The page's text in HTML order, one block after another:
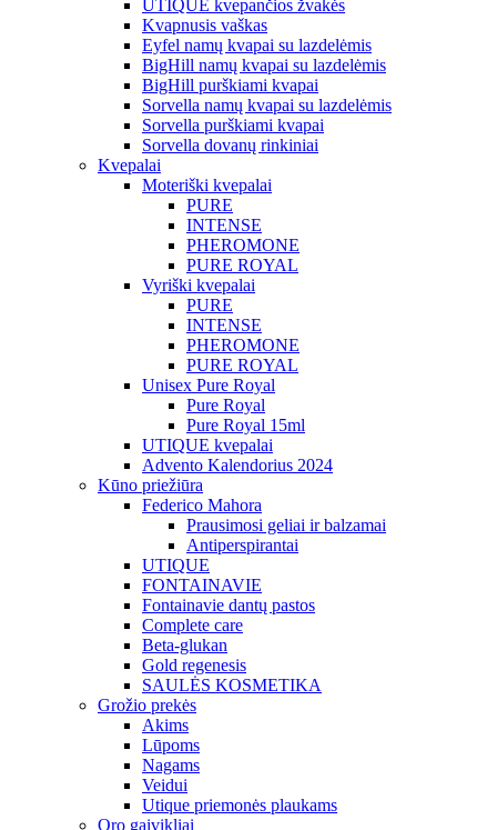
UTIQUE kvepančios žvakės
Kvapnusis vaškas
Eyfel namų kvapai su lazdelėmis
BigHill namų kvapai su lazdelėmis
BigHill purškiami kvapai
Sorvella namų kvapai su lazdelėmis
Sorvella purškiami kvapai
Sorvella dovanų rinkiniai
Kvepalai
Moteriški kvepalai
PURE
INTENSE
PHEROMONE
PURE ROYAL
Vyriški kvepalai
PURE
INTENSE
PHEROMONE
PURE ROYAL
Unisex Pure Royal
Pure Royal
Pure Royal 15ml
UTIQUE kvepalai
Advento Kalendorius 2024
Kūno priežiūra
Federico Mahora
Prausimosi geliai ir balzamai
Antiperspirantai
UTIQUE
FONTAINAVIE
Fontainavie dantų pastos
Complete care
Beta-glukan
Gold regenesis
SAULĖS KOSMETIKA
Grožio prekės
Akims
Lūpoms
Nagams
Veidui
Utique priemonės plaukams
Oro gaivikliai